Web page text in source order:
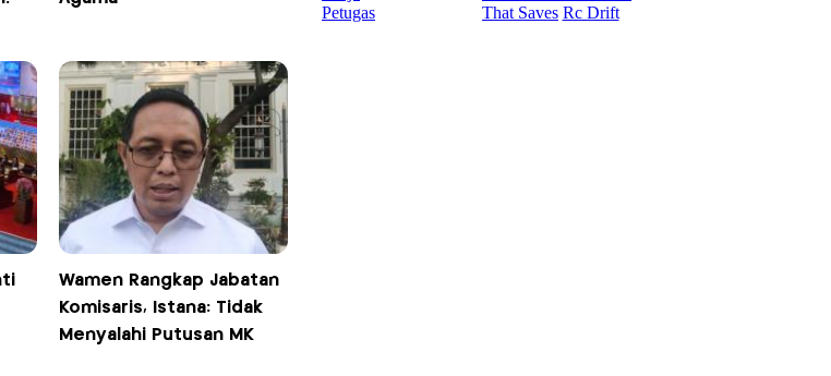
Wamen Rangkap Jabatan
Komisaris, Istana: Tidak
Menyalahi Putusan MK